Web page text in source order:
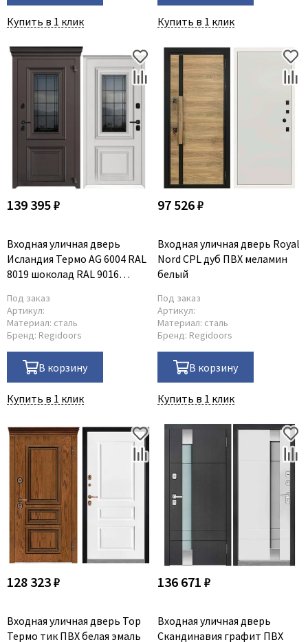
Купить в 1 клик Купить в 1 клик
139 395 ₽
Входная уличная дверь
Исландия Термо AG 6004 RAL
8019 шоколад RAL 9016
Под заказ
Артикул:
Материал: сталь
Бренд: Regidoors
В корзину
Купить в 1 клик
97 526 ₽
Входная уличная дверь Royal
Nord CPL дуб ПВХ меламин
белый
Под заказ
Артикул:
Материал: сталь
Бренд: Regidoors
В корзину
Купить в 1 клик
128 323 ₽
Входная уличная дверь Тор
Термо тик ПВХ белая эмаль
136 671 ₽
Входная уличная дверь
Скандинавия графит ПВХ